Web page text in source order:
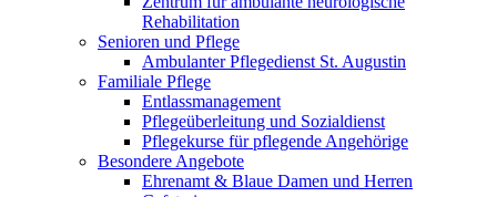
Rehabilitation
Senioren und Pflege
Ambulanter Pflegedienst St. Augustin
Familiale Pflege
Entlassmanagement
Pflegeüberleitung und Sozialdienst
Pflegekurse für pflegende Angehörige
Besondere Angebote
Ehrenamt & Blaue Damen und Herren